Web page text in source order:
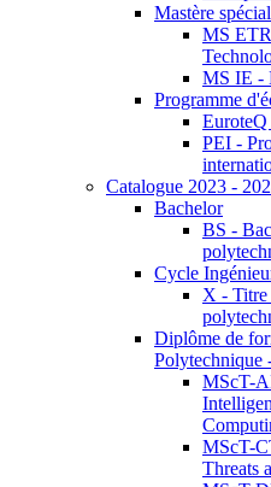
Mastère
MS
MS IE -
Programme
PEI -
Catalogue 2023 -
Bachelor
BS -
Cycle
X - Titre
Diplôme de
MScT-
MScT-
Threats